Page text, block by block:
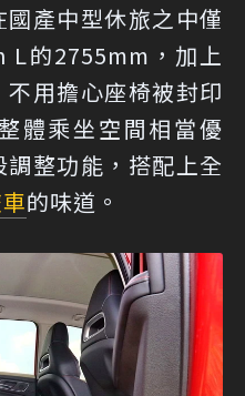
產中型休旅之中僅
的2755mm，加上
用擔心座椅被封印
體乘坐空間相當優
整功能，搭配上全
的味道。